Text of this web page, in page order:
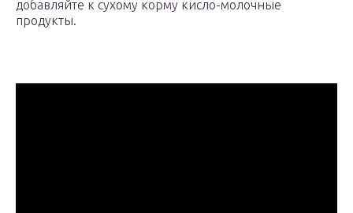
добавляйте к сухому корму кисло-молочные
продукты.